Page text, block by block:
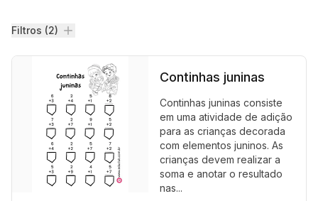
Filtros
Filtros (2)
Continhas juninas
Continhas juninas consiste
em uma atividade de adição
para as crianças decorada
com elementos juninos. As
crianças devem realizar a
soma e anotar o resultado
nas...